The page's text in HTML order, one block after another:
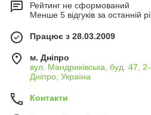
Рейтинг не сформований
Менше 5 відгуків за останній
Працює з 28.03.2009
м. Дніпро
вул. Мандриківська, буд. 47,
Дніпро, Україна
Контакти